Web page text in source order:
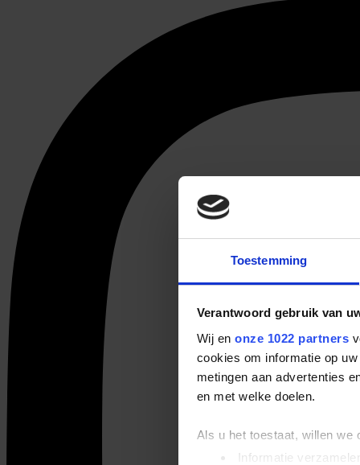
Toestemming
Verantwoord gebruik van
Wij en onze 1022 partners
cookies om informatie op
metingen aan advertenties
en met welke doelen.
Als u het toestaat, willen we
Informatie